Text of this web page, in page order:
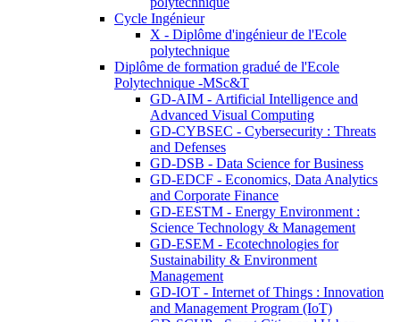
Cycle Ingénieur
X - Diplôme d'ingénieur de l'Ecole
polytechnique
Diplôme de formation gradué de l'Ecole
Polytechnique -MSc&T
GD-AIM - Artificial Intelligence and
Advanced Visual Computing
GD-CYBSEC - Cybersecurity : Threats
and Defenses
GD-DSB - Data Science for Business
GD-EDCF - Economics, Data Analytics
and Corporate Finance
GD-EESTM - Energy Environment :
Science Technology & Management
GD-ESEM - Ecotechnologies for
Sustainability & Environment
Management
GD-IOT - Internet of Things : Innovation
and Management Program (IoT)